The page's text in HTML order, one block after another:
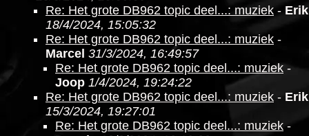
Re: Het grote DB962 topic deel...: muziek - Erik
18/4/2024, 15:05:32
Re: Het grote DB962 topic deel...: muziek -
Marcel 31/3/2024, 16:49:57
Re: Het grote DB962 topic deel...: muziek -
Joop 1/4/2024, 19:24:22
Re: Het grote DB962 topic deel...: muziek - Erik
15/3/2024, 19:27:01
Re: Het grote DB962 topic deel...: muziek -